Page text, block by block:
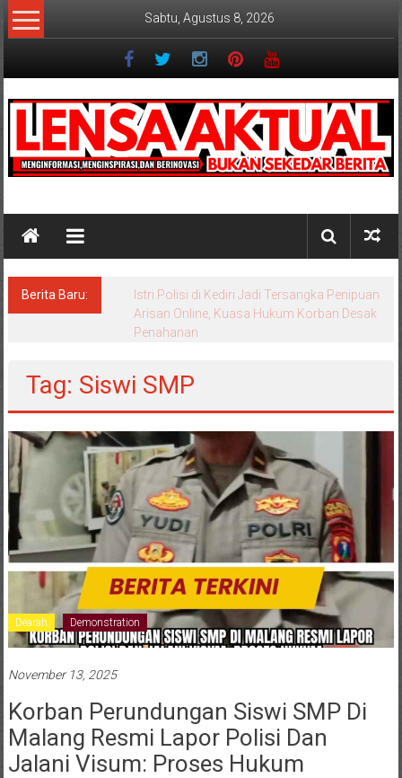
Lompat
ke
Sabtu, Agustus 8, 2026
Berita Baru:
Istri Polisi di Kediri Jadi Tersangka Penipuan
Arisan Online, Kuasa Hukum Korban Desak
Penahanan
Tag: Siswi SMP
Dearah Demonstration
November 13, 2025
Korban Perundungan Siswi SMP Di
Malang Resmi Lapor Polisi Dan
Jalani Visum: Proses Hukum